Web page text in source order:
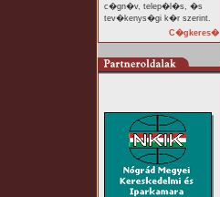
c�gn�v, telep�l�s, �s
tev�kenys�gi k�r szerint.
C�gkeres�